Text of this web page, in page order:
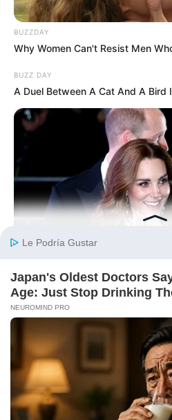
BUZZDAY
Why Women Can't Resist Men
BUZZ DAY
A Duel Between A Cat And A
BUZZDAY
Kate Middleton's Daring Outfit
Away